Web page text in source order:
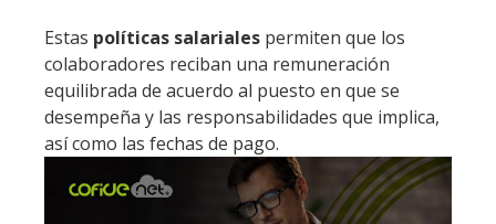
Estas políticas salariales permiten que los
colaboradores reciban una remuneración
equilibrada de acuerdo al puesto en que se
desempeña y las responsabilidades que implica,
así como las fechas de pago.